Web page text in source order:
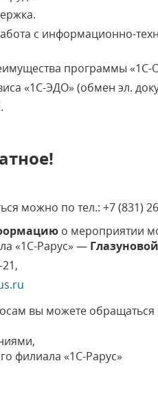
с информационно-
программы «1С-
«1С-ЭДО» (обмен эл.
можно по тел.: +7 (831)
о мероприятии
«1С-Рарус» —
вы можете
филиала «1С-Рарус»